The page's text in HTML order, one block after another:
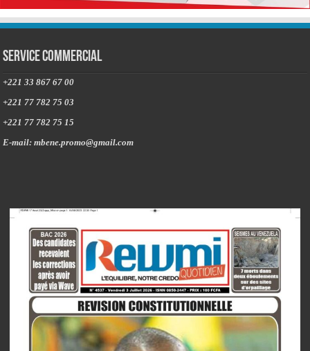
Service commercial
+221 33 867 67 00
+221 77 782 75 03
+221 77 782 75 15
E-mail: mbene.promo@gmail.com